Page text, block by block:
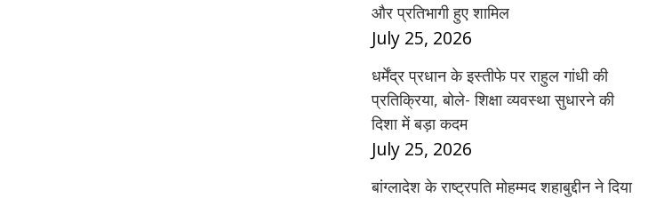
और प्रतिभागी हुए शामिल
July 25, 2026
धर्मेंद्र प्रधान के इस्तीफे पर राहुल गांधी की
प्रतिक्रिया, बोले- शिक्षा व्यवस्था सुधारने की
दिशा में बड़ा कदम
July 25, 2026
बांग्लादेश के राष्ट्रपति मोहम्मद शहाबुद्दीन ने दिया